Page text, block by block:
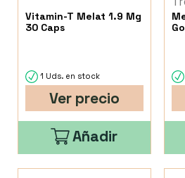
Vitamin-T Melat 1.9 Mg
30 Caps
1 Uds. en stock
Ver precio
Añadir